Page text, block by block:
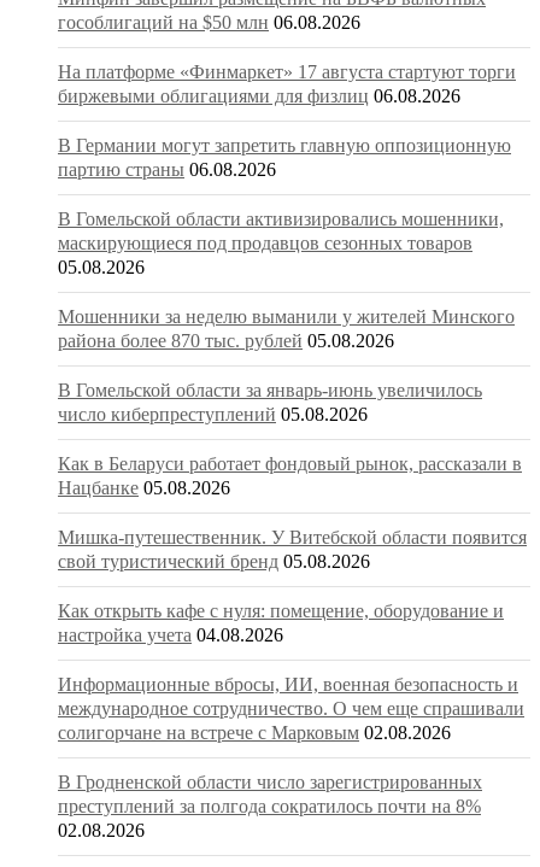
гособлигаций на $50 млн 06.08.2026
На платформе «Финмаркет» 17 августа стартуют торги
биржевыми облигациями для физлиц 06.08.2026
В Германии могут запретить главную оппозиционную
партию страны 06.08.2026
В Гомельской области активизировались мошенники,
маскирующиеся под продавцов сезонных товаров
05.08.2026
Мошенники за неделю выманили у жителей Минского
района более 870 тыс. рублей 05.08.2026
В Гомельской области за январь-июнь увеличилось
число киберпреступлений 05.08.2026
Как в Беларуси работает фондовый рынок, рассказали в
Нацбанке 05.08.2026
Мишка-путешественник. У Витебской области появится
свой туристический бренд 05.08.2026
Как открыть кафе с нуля: помещение, оборудование и
настройка учета 04.08.2026
Информационные вбросы, ИИ, военная безопасность и
международное сотрудничество. О чем еще спрашивали
солигорчане на встрече с Марковым 02.08.2026
В Гродненской области число зарегистрированных
преступлений за полгода сократилось почти на 8%
02.08.2026